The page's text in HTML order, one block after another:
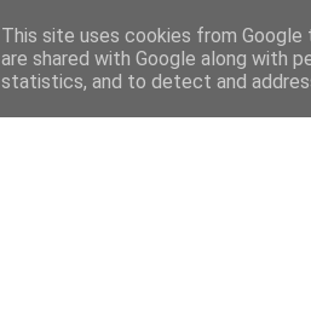
This site uses cookies from
are shared with Google along with
statistics, and to detect and